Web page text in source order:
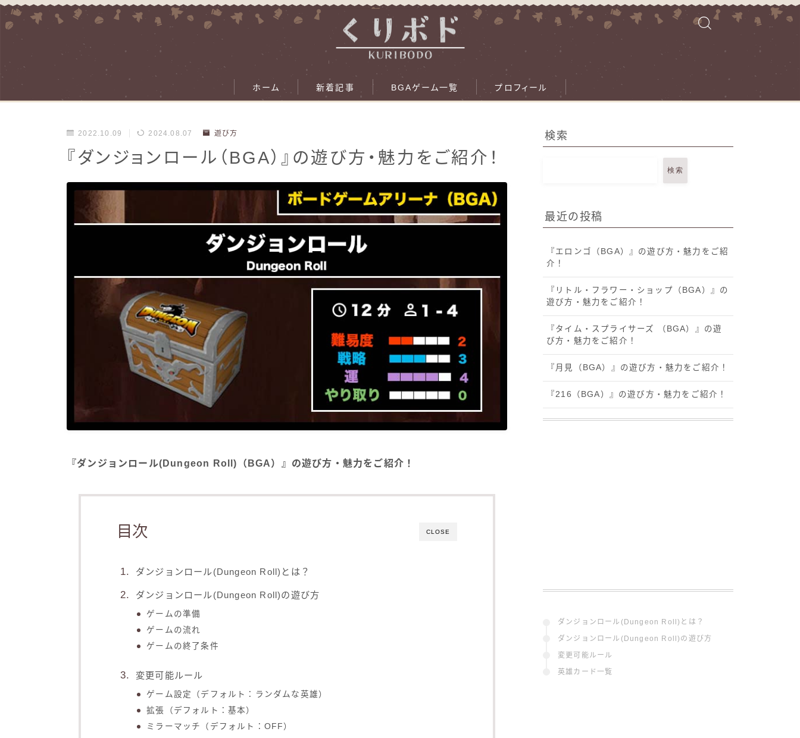
ホーム 新着記事 BGAゲーム一覧 プロフィール
2022.10.09 2024.08.07 遊び方
『ダンジョンロール（BGA）』の遊び方・魅力をご紹介！
『ダンジョンロール(Dungeon Roll)（BGA）』の遊び方・魅力をご紹介！
CLOSE
目次
ダンジョンロール(Dungeon Roll)とは？
ダンジョンロール(Dungeon Roll)の遊び方
ゲームの準備
ゲームの流れ
ゲームの終了条件
変更可能ルール
ゲーム設定（デフォルト：ランダムな英雄）
拡張（デフォルト：基本）
ミラーマッチ（デフォルト：OFF）
検索
検索
最近の投稿
『エロンゴ（BGA）』の遊び方・魅力をご紹
介！
『リトル・フラワー・ショップ（BGA）』の
遊び方・魅力をご紹介！
『タイム・スプライサーズ （BGA）』の遊
び方・魅力をご紹介！
『月見（BGA）』の遊び方・魅力をご紹介！
『216（BGA）』の遊び方・魅力をご紹介！
ダンジョンロール(Dungeon Roll)とは？
ダンジョンロール(Dungeon Roll)の遊び方
変更可能ルール
英雄カード一覧